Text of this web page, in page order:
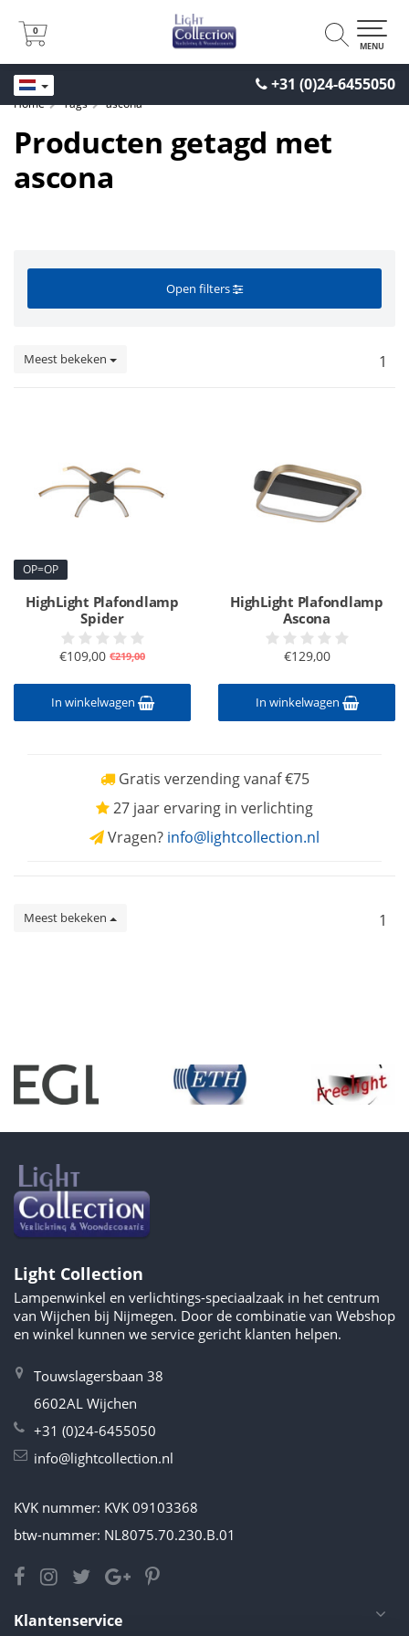
+31 (0)24-6455050
0
0
MENU
Home Tags ascona
Producten getagd met
ascona
Open filters
Meest bekeken 1
OP=OP
HighLight Plafondlamp
Spider
€109,00 €219,00
In winkelwagen
HighLight Plafondlamp
Ascona
€129,00
In winkelwagen
Gratis verzending vanaf €75
27 jaar ervaring in verlichting
Vragen? info@lightcollection.nl
Meest bekeken 1
Light Collection
Lampenwinkel en verlichtings-speciaalzaak in het centrum
van Wijchen bij Nijmegen. Door de combinatie van Webshop
en winkel kunnen we service gericht klanten helpen.
Touwslagersbaan 38
6602AL Wijchen
+31 (0)24-6455050
info@lightcollection.nl
KVK nummer: KVK 09103368
btw-nummer: NL8075.70.230.B.01
Klantenservice